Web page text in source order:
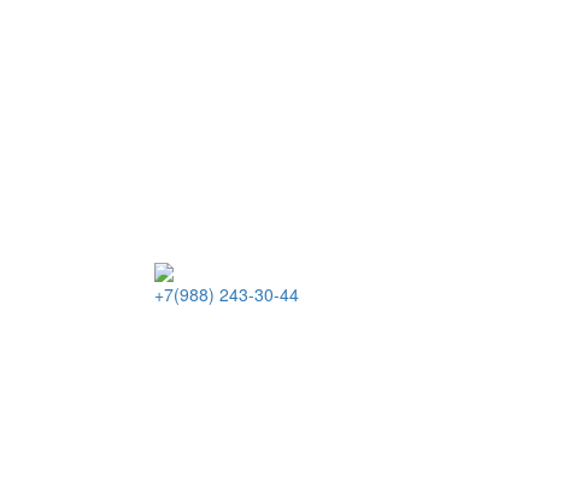
+7(988) 243-30-44